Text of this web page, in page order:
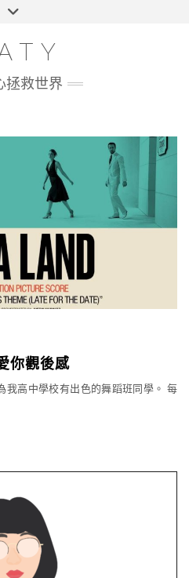
HOME
拯救世界
你觀後感
我高中學校有出色的舞蹈班同學。 每